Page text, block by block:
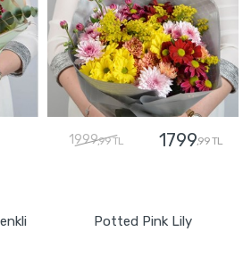
1999,99 TL 1799,99 TL
Potted Pink Lily